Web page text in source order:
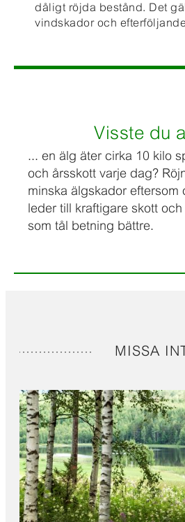
dåligt röjda bestånd. Det
vindskador och
Visste du
... en älg äter cirka 10 kilo
och årsskott varje dag?
minska älgskador eftersom
leder till kraftigare skott
som tål betning bättre.
MISSA